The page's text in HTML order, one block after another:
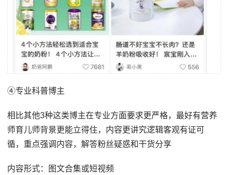
④专业科普博主
相比其他3种这类博主在专业方面要求更严格，最好有营养
师育儿师背景更能立得住，内容更讲究逻辑客观有证可
循，重点强调内容，解答粉丝疑惑和干货分享
内容形式：图文合集或短视频